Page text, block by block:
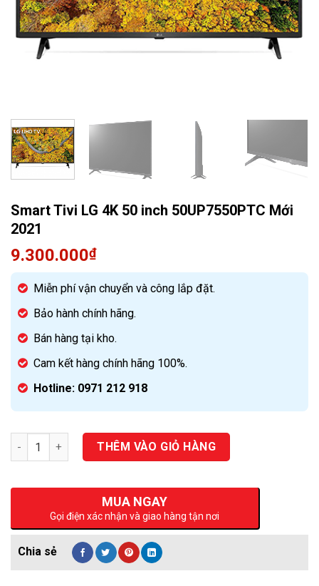
Quạt điều hòa
Smart Tivi LG 4K 50 inch 50UP7550PTC Mới
2021
9.300.000₫
Miễn phí vận chuyển và công lắp đặt.
Bảo hành chính hãng.
Bán hàng tại kho.
Cam kết hàng chính hãng 100%.
Hotline: 0971 212 918
Số lượng THÊM VÀO GIỎ HÀNG
MUA NGAY
Gọi điện xác nhận và giao hàng tận nơi